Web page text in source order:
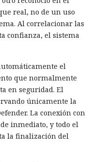
real, no de un uso
Al correlacionar las
confianza, el sistema
el
que normalmente
en seguridad. El
únicamente la
La conexión con
inmediato, y todo el
la finalización del